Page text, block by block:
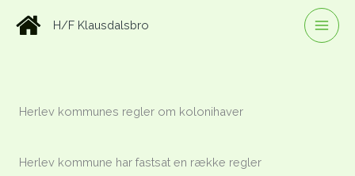
H/F Klausdalsbro
Herlev kommunes regler om kolonihaver
Herlev kommune har fastsat en række regler